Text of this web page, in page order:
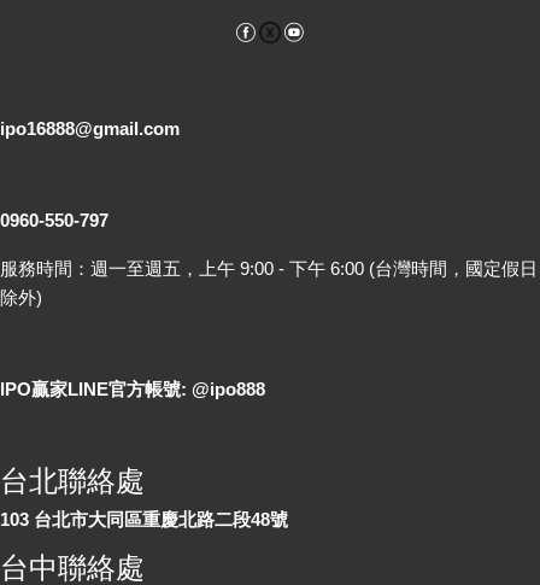
Facebook
ipo16888@gmail.com
0960-550-797
服務時間：週一至週五，上午 9:00 - 下午 6:00 (台灣時間，國定假日
除外)
IPO贏家LINE官方帳號: @ipo888
台北聯絡處
103 台北市大同區重慶北路二段48號
台中聯絡處